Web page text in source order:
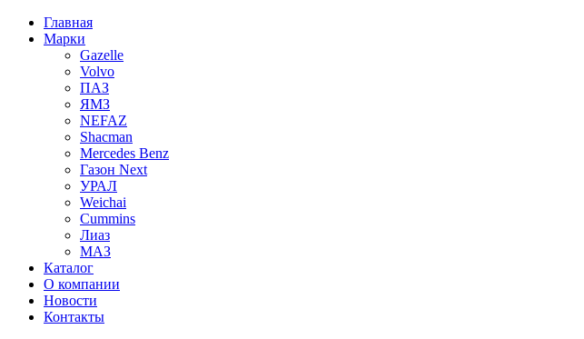
Главная
Марки
Gazelle
Volvo
ПАЗ
ЯМЗ
NEFAZ
Shacman
Mercedes Benz
Газон Next
УРАЛ
Weichai
Cummins
Лиаз
МАЗ
Каталог
О компании
Новости
Контакты